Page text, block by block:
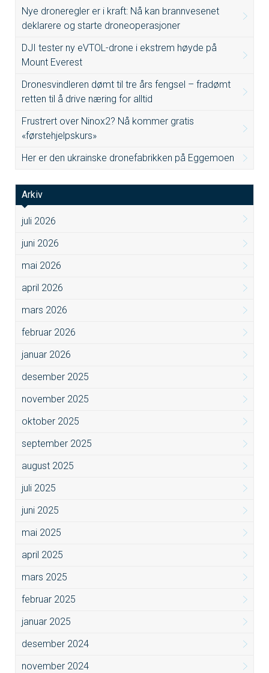
Nye droneregler er i kraft: Nå kan brannvesenet
deklarere og starte droneoperasjoner
DJI tester ny eVTOL-drone i ekstrem høyde på
Mount Everest
Dronesvindleren dømt til tre års fengsel – fradømt
retten til å drive næring for alltid
Frustrert over Ninox2? Nå kommer gratis
«førstehjelpskurs»
Her er den ukrainske dronefabrikken på Eggemoen
Arkiv
juli 2026
juni 2026
mai 2026
april 2026
mars 2026
februar 2026
januar 2026
desember 2025
november 2025
oktober 2025
september 2025
august 2025
juli 2025
juni 2025
mai 2025
april 2025
mars 2025
februar 2025
januar 2025
desember 2024
november 2024